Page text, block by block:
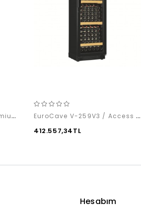
EuroCave S-INSP-S / Premium Pack EuroCave V-259V3 / Access Pack
412.557,34TL
Hesabım